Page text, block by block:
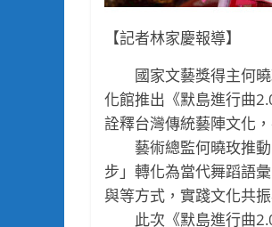
【記者林家慶報導】
國家文藝獎得主何曉
化館推出《默島進行曲
詮釋台灣傳統藝陣文化
藝術總監何曉玫推動
步」轉化為當代舞蹈語
與等方式，實踐文化共
此次《默島進行曲2.0